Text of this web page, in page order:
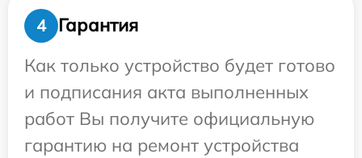
4
Гарантия
Как только устройство будет готово
и подписания акта выполненных
работ Вы получите официальную
гарантию на ремонт устройства